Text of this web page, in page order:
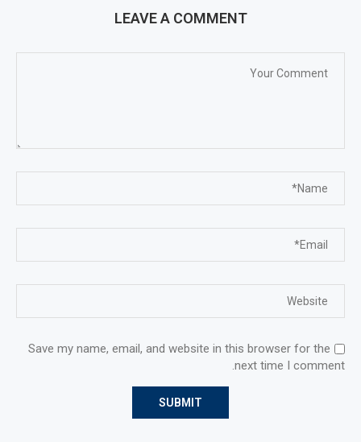
LEAVE A COMMENT
Save my name, email, and website in this browser for the
next time I comment.